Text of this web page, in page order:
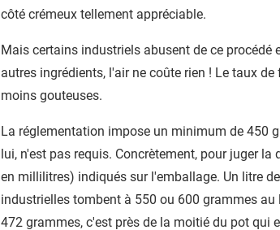
côté crémeux tellement appréciable.
Mais certains industriels abusent de ce procédé
autres ingrédients, l'air ne coûte rien ! Le taux
moins gouteuses.
La réglementation impose un minimum de 450
lui, n'est pas requis. Concrètement, pour juger
en millilitres) indiqués sur l'emballage. Un litre
industrielles tombent à 550 ou 600 grammes au
472 grammes, c'est près de la moitié du pot qui